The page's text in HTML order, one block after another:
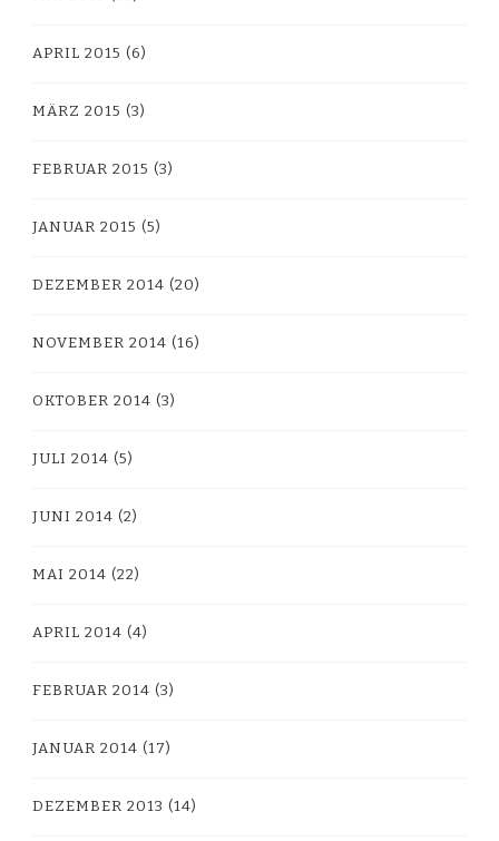
APRIL 2015 (6)
MÄRZ 2015 (3)
FEBRUAR 2015 (3)
JANUAR 2015 (5)
DEZEMBER 2014 (20)
NOVEMBER 2014 (16)
OKTOBER 2014 (3)
JULI 2014 (5)
JUNI 2014 (2)
MAI 2014 (22)
APRIL 2014 (4)
FEBRUAR 2014 (3)
JANUAR 2014 (17)
DEZEMBER 2013 (14)